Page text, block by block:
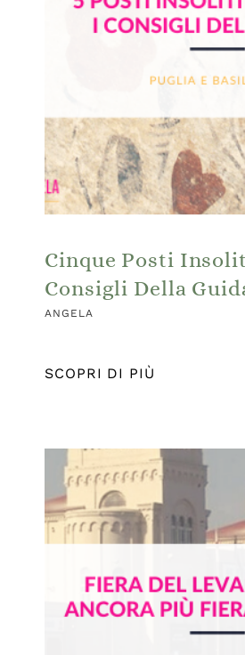
Cinque Posti
Consigli Della
ANGELA
SCOPRI DI PIÙ